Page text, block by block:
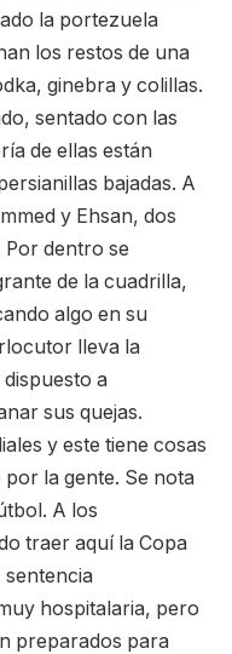
la portezuela
los restos de una
ginebra y colillas.
sentado con las
de ellas están
bajadas. A
y Ehsan, dos
Por dentro se
de la cuadrilla,
algo en su
lleva la
a
sus quejas.
y este tiene cosas
la gente. Se nota
A los
traer aquí la Copa
hospitalaria, pero
preparados para